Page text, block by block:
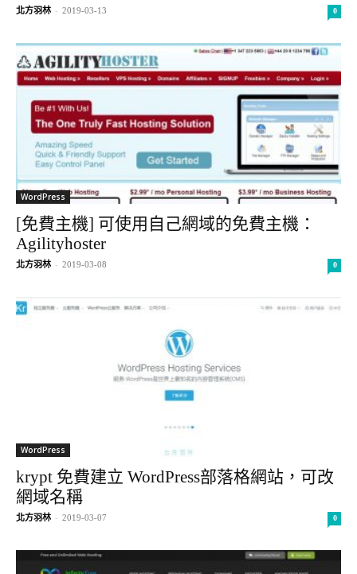
北方羽林 - 2019-03-13 0
WordPress
[免費主機] 可使用自己網域的免費主機：
Agilityhoster
北方羽林 - 2019-03-08 0
WordPress
krypt 免費建立 WordPress部落格網站，可改
網域名稱
北方羽林 - 2019-03-07 0